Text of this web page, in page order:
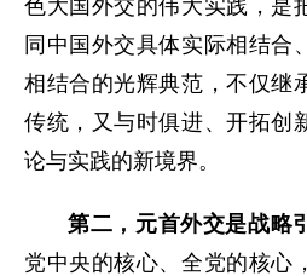
色大国外交的伟大实践，是
同中国外交具体实际相结合
相结合的光辉典范，不仅继
传统，又与时俱进、开拓创
论与实践的新境界。
第二，元首外交是战略
党中央的核心、全党的核心